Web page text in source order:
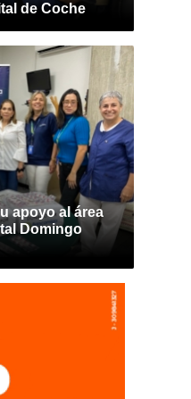
de Coche
apoyo al área
Domingo